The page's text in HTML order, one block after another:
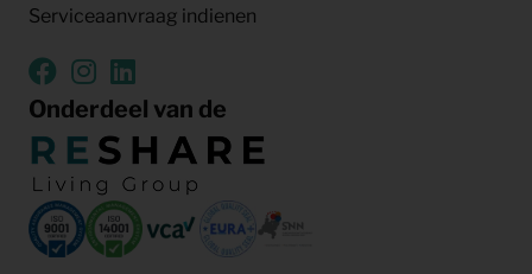
Serviceaanvraag indienen
Onderdeel van de